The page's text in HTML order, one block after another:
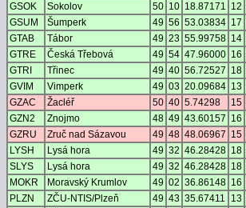
GSOK
Sokolov 50 10 18.87171 12
GSUM
Šumperk 49 56 53.03834 17
GTAB
Tábor 49 23 55.99758 14
GTRE
Česká Třebová 49 54 47.96000 16
GTRI
Třinec 49 40 56.72527 18
GVIM
Vimperk 49 03 20.09684 13
GZAC
Žacléř 50 40 5.74298 15
GZN2
Znojmo 48 49 43.60157 16
GZRU
Zruč nad Sázavou 49 48 48.06967 15
LYSH
Lysá hora 49 32 46.28428 18
SLYS
Lysá hora 49 32 46.28428 18
MOKR
Moravský Krumlov 49 02 36.86148 16
PLZN
ZČU-NTIS/Plzeň 49 43 35.67411 13